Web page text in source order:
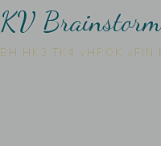
KV Brainstorm
BH HK3 TK4 vHPOK vFIN